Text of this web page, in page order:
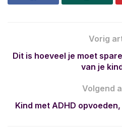
Vorig
Dit is hoeveel je moet
van je
Volgend
Kind met ADHD